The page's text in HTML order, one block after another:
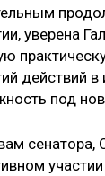
уверена
действий
под
сенатора,